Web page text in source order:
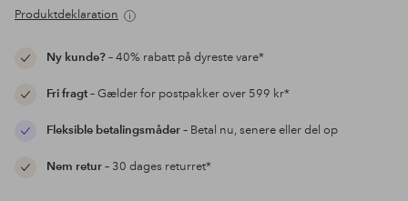
Produktdeklaration
Ny kunde?– 40% rabatt på dyreste vare*
Fri fragt– Gælder for postpakker over 599 kr*
Fleksible betalingsmåder– Betal nu, senere eller del op
Nem retur– 30 dages returret*